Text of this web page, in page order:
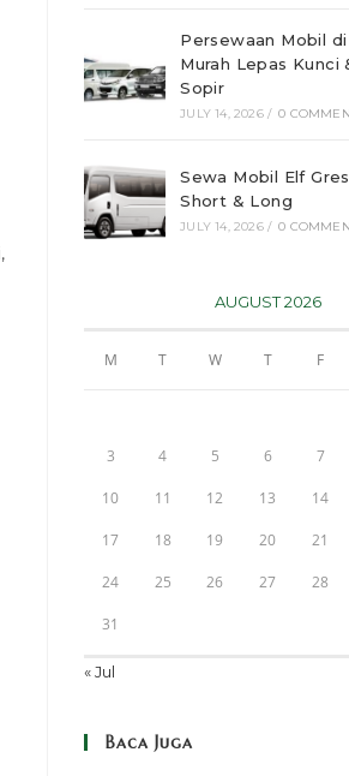
Persewaan Mobil di
Murah Lepas Kunci
Sopir
JULY 14, 2026 / 0
Sewa Mobil Elf
Short & Long
JULY 14, 2026 / 0
AUGUST 2026
M T W T F
3 4 5 6 7
10 11 12 13 14
17 18 19 20 21
24 25 26 27 28
31
« Jul
Baca Juga